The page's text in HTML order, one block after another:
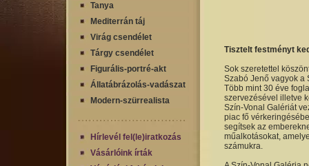
Tanya
Mediterrán táj
Virág csendélet
Tárgy csendélet
Figurális-portré-akt
Állatábrázolás-vadászat
Modern-szürrealista
Hírlevél fel(le)iratkozás
Vásárlóink írták
Tisztelt festményt
Sok szeretettel
Szabó Jenő vagyok a
Több mint 30 éve
szervezésével illetve
Szín-Vonal Galériát
piac fő
segítsek az
műalkotásokat,
számukra.